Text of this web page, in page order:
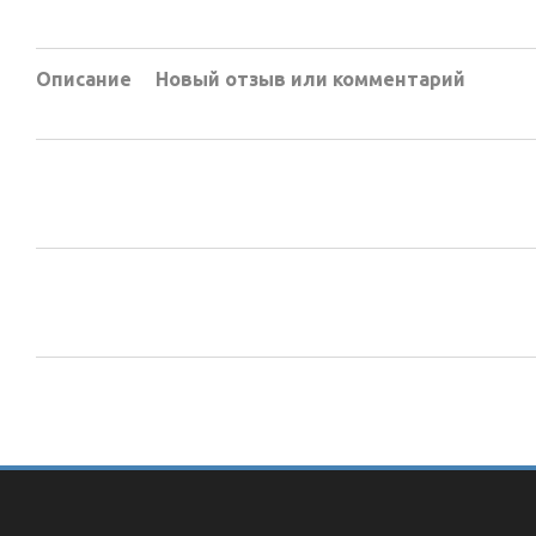
Описание Новый отзыв или комментарий